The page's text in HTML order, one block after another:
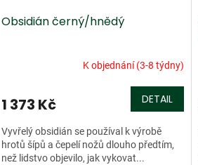
Obsidián černý/hnědý
K objednání (3-8 týdny)
1 373 Kč DETAIL
Vyvřelý obsidián se používal k výrobě
hrotů šípů a čepelí nožů dlouho předtím,
než lidstvo objevilo, jak vykovat...